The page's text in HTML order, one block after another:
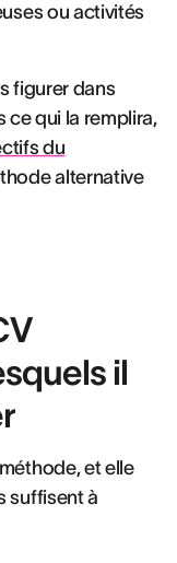
ou activités
figurer dans
ce qui la remplira,
du
alternative
il
et elle
suffisent à